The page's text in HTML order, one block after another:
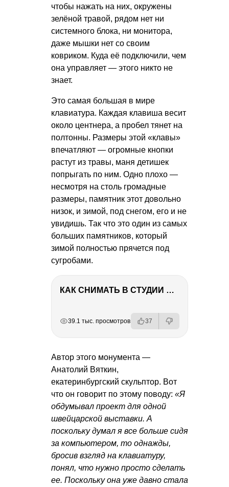
чтобы нажать на них, окружены
зелёной травой, рядом нет ни
системного блока, ни монитора,
даже мышки нет со своим
ковриком. Куда её подключили, чем
она управляет — этого никто не
знает.
Это самая большая в мире
клавиатура. Каждая клавиша весит
около центнера, а пробел тянет на
полтонны. Размеры этой «клавы»
впечатляют — огромные кнопки
растут из травы, маня детишек
попрыгать по ним. Одно плохо —
несмотря на столь громадные
размеры, памятник этот довольно
низок, и зимой, под снегом, его и не
увидишь. Так что это один из самых
больших памятников, который
зимой полностью прячется под
сугробами.
КАК СНИМАТЬ В СТУДИИ СО ВСПЫШКАМИ
39.1 тыс. просмотров 37
Автор этого монумента —
Анатолий Вяткин,
екатеринбургский скульптор. Вот
что он говорит по этому поводу: «Я
обдумывал проект для одной
швейцарской выставки. А
поскольку думал я все больше сидя
за компьютером, то однажды,
бросив взгляд на клавиатуру,
понял, что нужно просто сделать
ее. Поскольку она уже давно стала